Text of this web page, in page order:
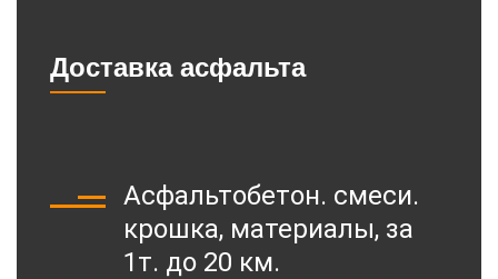
Доставка асфальта
Асфальтобетон. смеси.
крошка, материалы, за
1т. до 20 км.